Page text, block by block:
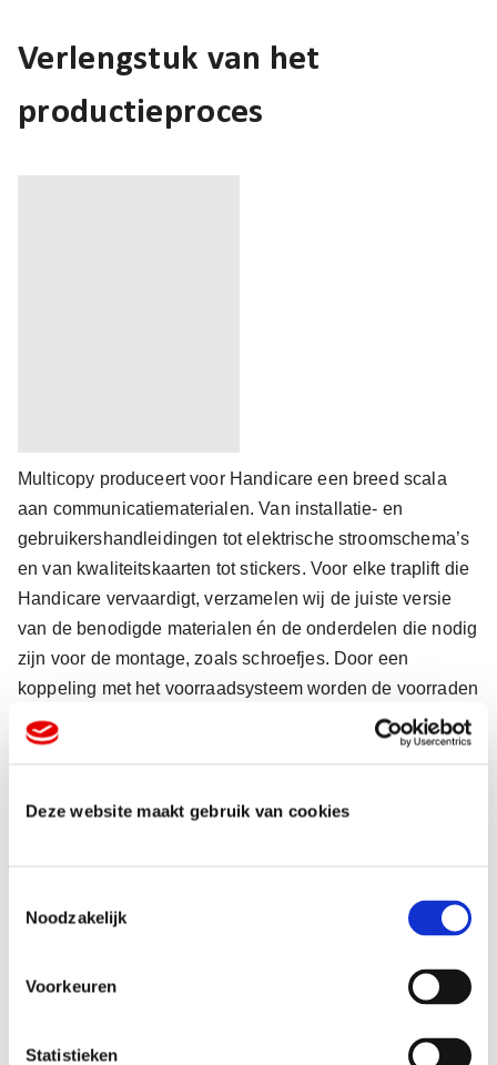
Deze website maakt gebruik van cookies
Noodzakelijk
Voorkeuren
Statistieken
Verlengstuk van het
productieproces
Multicopy produceert voor Handicare een breed scala
aan communicatiematerialen. Van installatie- en
gebruikershandleidingen tot elektrische stroomschema’s
en van kwaliteitskaarten tot stickers. Voor elke traplift die
Handicare vervaardigt, verzamelen wij de juiste versie
van de benodigde materialen én de onderdelen die nodig
zijn voor de montage, zoals schroefjes. Door een
koppeling met het voorraadsysteem worden de voorraden
automatisch bijgehouden. Aan de hand codes weet
Multicopy precies wat Handicare nodig heeft en wordt de
Handicare Stairlifts: “Multicopy is echt een verlengstuk
Uitgebreide productkennis